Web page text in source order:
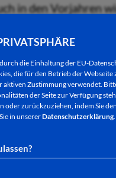
die Einhaltung der EU-
die für den Betrieb der
Zustimmung verwendet.
der Seite zur Verfügung
oder zurückzuziehen, indem Sie
in unsererDatenschutzerklärung
in den Vorjahren
Gewählt wurde
Fachbereichs Sport
rege
der Kreisstadt
Initiative von